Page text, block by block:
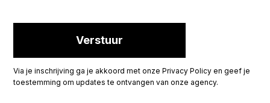
Via je inschrijving ga je akkoord met onze Privacy Policy en geef je
toestemming om updates te ontvangen van onze agency.